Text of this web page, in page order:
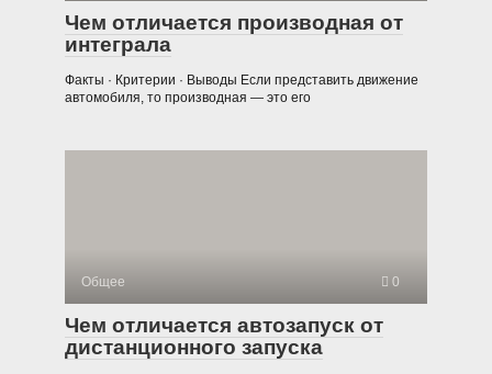
Чем отличается производная от
интеграла
Факты · Критерии · Выводы Если представить движение
автомобиля, то производная — это его
Общее 0
Чем отличается автозапуск от
дистанционного запуска